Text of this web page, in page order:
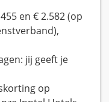
en € 2.582 (op
jij geeft je
op